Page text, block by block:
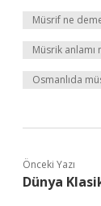
Müsrif ne
Müsrik anlamı
Osmanlıda
Önceki Yazı
Dünya